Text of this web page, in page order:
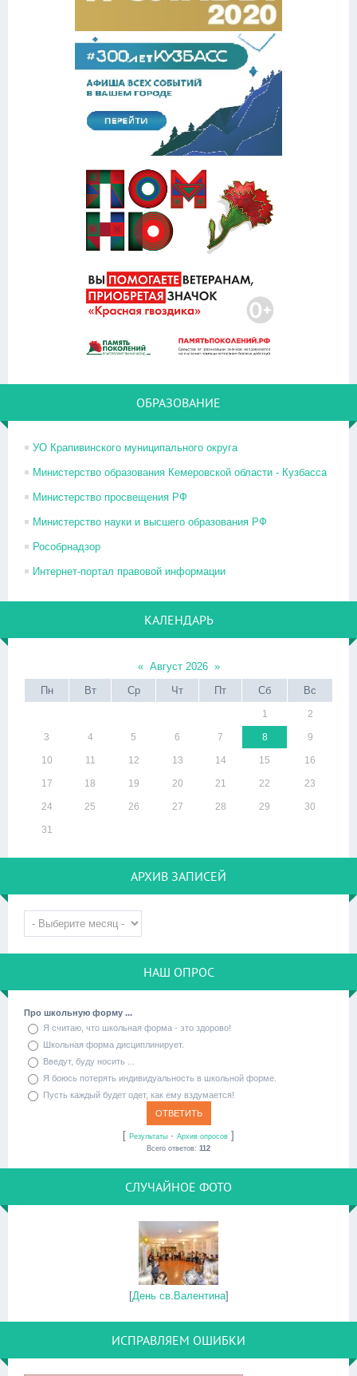
ОБРАЗОВАНИЕ
УО Крапивинского муниципального округа
Министерство образования Кемеровской области - Кузбасса
Министерство просвещения РФ
Министерство науки и высшего образования РФ
Рособрнадзор
Интернет-портал правовой информации
КАЛЕНДАРЬ
« Август 2026 »
Пн
Вт Ср Чт Пт Сб Вс
1 2
3 4 5 6 7 8 9
10 11 12 13 14 15 16
17 18 19 20 21 22 23
24 25 26 27 28 29 30
31
АРХИВ ЗАПИСЕЙ
НАШ ОПРОС
Про школьную форму ...
Я считаю, что школьная форма - это здорово!
Школьная форма дисциплинирует.
Введут, буду носить ...
Я боюсь потерять индивидуальность в школьной форме.
Пусть каждый будет одет, как ему вздумается!
[ Результаты · Архив опросов ]
Всего ответов: 112
СЛУЧАЙНОЕ ФОТО
[День св.Валентина]
ИСПРАВЛЯЕМ ОШИБКИ